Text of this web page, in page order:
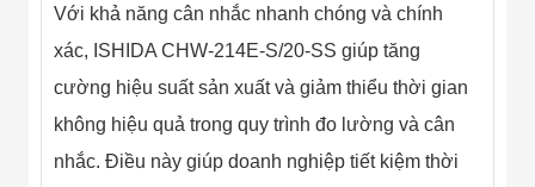
Với khả năng cân nhắc nhanh chóng và chính
xác, ISHIDA CHW-214E-S/20-SS giúp tăng
cường hiệu suất sản xuất và giảm thiểu thời gian
không hiệu quả trong quy trình đo lường và cân
nhắc. Điều này giúp doanh nghiệp tiết kiệm thời